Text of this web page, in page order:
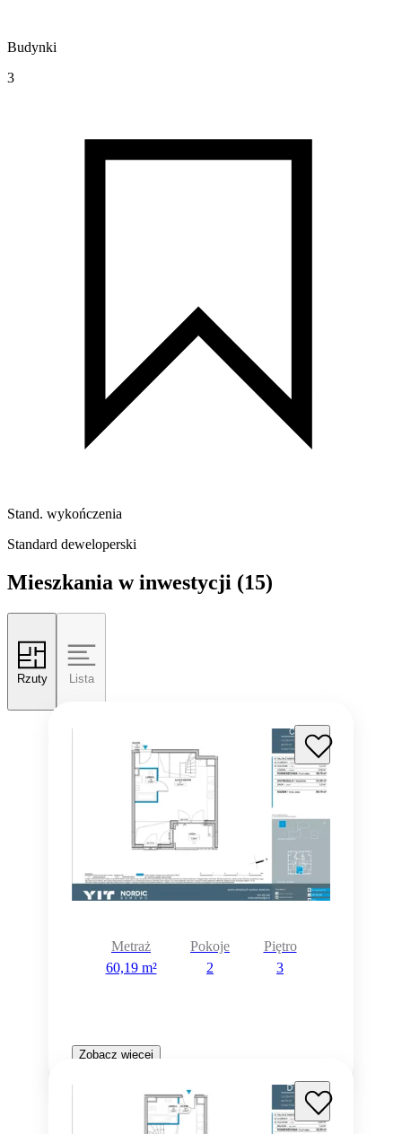
Budynki
3
Stand. wykończenia
Standard deweloperski
Mieszkania w inwestycji (15)
Rzuty Lista
Metraż
60,19 m²
Pokoje
2
Piętro
3
Zobacz więcej